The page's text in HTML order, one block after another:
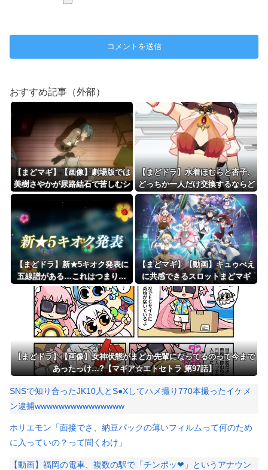
おすすめ記事（外部）
【まどマギ】【画像】劇場版では
美樹さやかが尿路結石で苦しむシ
ーンが追加されたってホントです
【まどドラ】水着ほむらと杏子、
どっちか一人だけ交換するならど
っちがいいの
【まどドラ】新★5キオク発表に
五線譜がある…これはつまり…
【まどマギ】【動画】キュゥべえ
に共感できるスロットまどマギ
【まどドラ】【画像】女神状態がまどか先輩になってるのって今まで
あったっけ…?【マギア☆エトセトラ 第97話】
SNSで知り合ったJK10人とS●Xしてハメ撮り770本撮ったイケメ
ン逮捕wwwwwwwwwwwwwww
ホリエモン「面接でさ、納豆パックの薄いフィルムって何のため
に入っていの？って聞くわけ」
【動画】福岡の電車、複数の駅で「チンポッ❤」というアナウン